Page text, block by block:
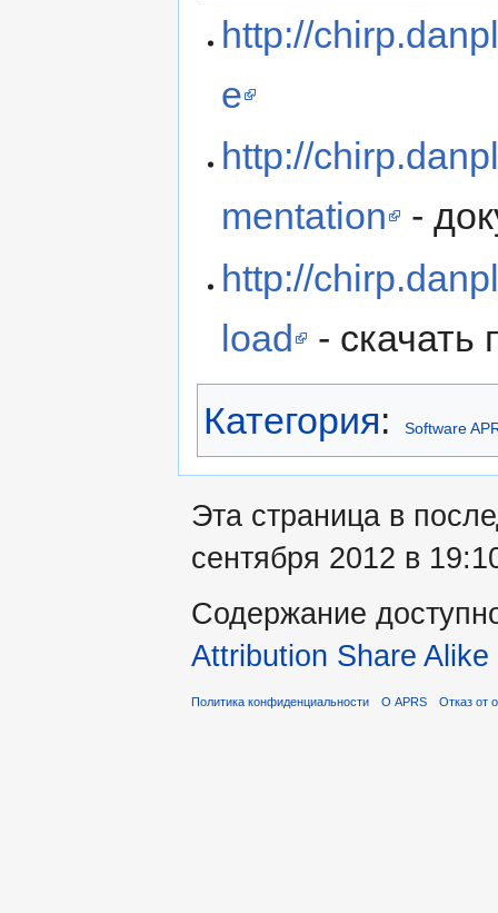
http://
e
http://
mentation
-
http://
load
- скачать
Категория: Software
Эта страница в
сентября 2012 в
Содержание
Attribution Share Alike
Политика конфиденциальности О APRS Отказ от